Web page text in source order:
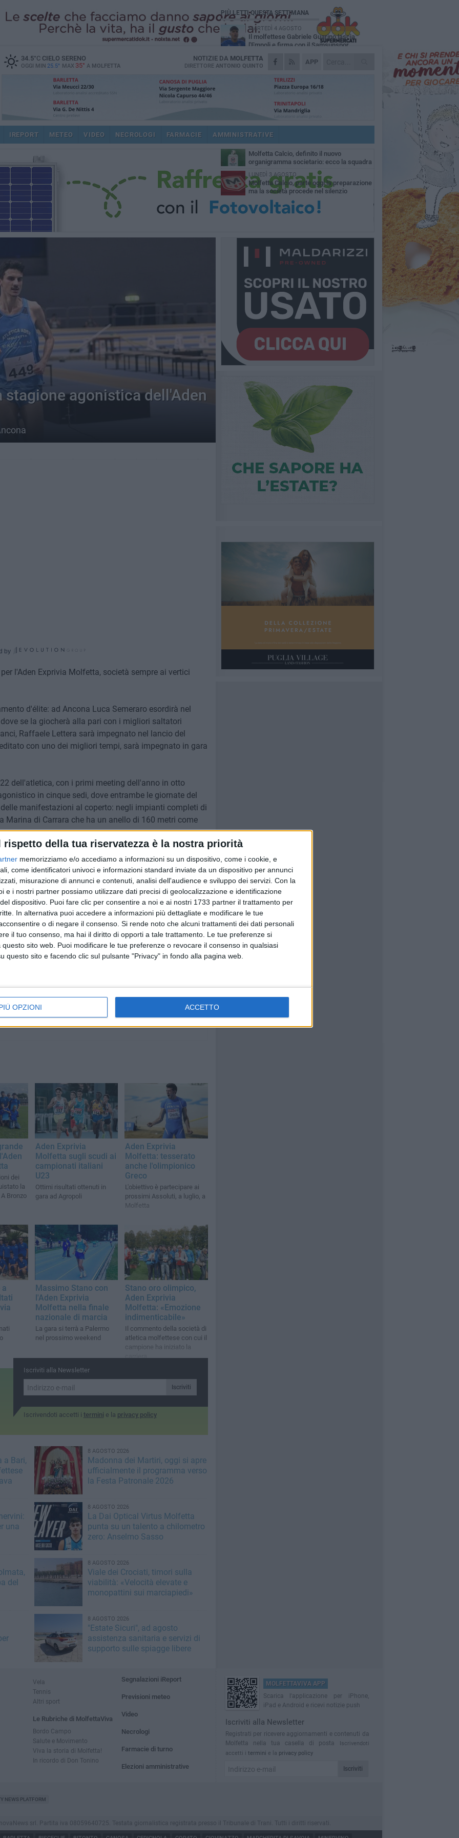
rispetto della tua riservatezza è la nostra priorità
memorizziamo e/o accediamo a informazioni su un dispositivo, come i cookie, e
come identificatori univoci e informazioni standard inviate da un dispositivo per annunci
misurazione di annunci e contenuti, analisi dell'audience e sviluppo dei servizi. Con la
e i nostri partner possiamo utilizzare dati precisi di geolocalizzazione e identificazione
dispositivo. Puoi fare clic per consentire a noi e ai nostri 1733 partner il trattamento per
In alternativa puoi accedere a informazioni più dettagliate e modificare le tue
o di negare il consenso. Si rende noto che alcuni trattamenti dei dati personali
il tuo consenso, ma hai il diritto di opporti a tale trattamento. Le tue preferenze si
sito web. Puoi modificare le tue preferenze o revocare il consenso in qualsiasi
questo sito e facendo clic sul pulsante "Privacy" in fondo alla pagina web.
OPZIONI ACCETTO
34.5°CCIELO SERENO
OGGI MIN 25.5° MAX 35° A MOLFETTA
APP
NOTIZIE DA MOLFETTA
DIRETTORE ANTONIO QUINTO
IREPORT METEO VIDEO NECROLOGI FARMACIE AMMINISTRATIVE
agonistica dell'Aden
by
l'Aden Exprivia Molfetta, società sempre ai vertici
d'élite: ad Ancona Luca Semeraro esordirà nel
se la giocherà alla pari con i migliori saltatori
Raffaele Lettera sarà impegnato nel lancio del
con uno dei migliori tempi, sarà impegnato in gara
dell'atletica, con i primi meeting dell'anno in otto
in cinque sedi, dove entrambe le giornate del
manifestazioni al coperto: negli impianti completi di
Marina di Carrara che ha un anello di 160 metri come
(Varese), domenica a Canegrate (Milano) e
c'è già l'obiettivo di ottenere risultati utili per le
alle rassegne tricolori che avranno il clou con
e
8 AGOSTO 2026
Le forze di maggioranza: «Con la
nomina di Angeletti completata
dei
la
Bronzo
Aden Exprivia
Molfetta sugli scudi ai
campionati italiani
U23
Ottimi risultati ottenuti in
gara ad Agropoli
Aden Exprivia
Molfetta: tesserato
anche l'olimpionico
Greco
L'obiettivo è partecipare ai
prossimi Assoluti, a luglio, a
Molfetta
a
Massimo Stano con
l'Aden Exprivia
Molfetta nella finale
nazionale di marcia
La gara si terrà a Palermo
nel prossimo weekend
Stano oro olimpico,
Aden Exprivia
Molfetta: «Emozione
indimenticabile»
Il commento della società di
atletica molfettese con cui il
campione ha iniziato la
carriera
Iscriviti alla Newsletter
Iscriviti
Iscrivendoti accetti i termini e la privacy policy
a Bari,
8 AGOSTO 2026
Madonna dei Martiri, oggi si apre
ufficialmente il programma verso
la Festa Patronale 2026
una
8 AGOSTO 2026
La Dai Optical Virtus Molfetta
punta su un talento a chilometro
zero: Anselmo Sasso
del
8 AGOSTO 2026
Viale dei Crociati, timori sulla
viabilità: «Velocità elevate e
monopattini sui marciapiedi»
8 AGOSTO 2026
"Estate Sicuri", ad agosto
assistenza sanitaria e servizi di
supporto sulle spiagge libere
PIÙ LETTI QUESTA SETTIMANA
MARTEDÌ 4 AGOSTO
Il molfettese Gabriele Guarino lascia
l'Empoli e firma con il Samsunspor
LUNEDÌ 3 AGOSTO
Palazzetto Giovanni Panunzio: dove lo
VENERDÌ 7 AGOSTO
arrivano i molfettesi Roselli, Cirillo e Caputi
DOMENICA 2 AGOSTO
Tennistavolo, il molfettese Roberto
Minervini riparte da Otranto
MARTEDÌ 4 AGOSTO
Molfetta Calcio, definito il nuovo
organigramma societario: ecco la squadra
dirigenziale
LUNEDÌ 3 AGOSTO
Molfetta Calcio, parte oggi la preparazione
ma la società procede nel silenzio
Vela
Tennis
Altri sport
Le Rubriche di MolfettaViva
Bordo Campo
Salute e Movimento
Viva la storia di Molfetta!
In ricordo di Don Tonino
Segnalazioni iReport
Previsioni meteo
Video
Necrologi
Farmacie di turno
Elezioni amministrative
MOLFETTAVIVA APP
Scarica l'applicazione per iPhone,
iPad e Android e ricevi notizie push
Iscriviti alla Newsletter
Registrati per ricevere aggiornamenti e contenuti da
Molfetta nella tua casella di posta
Iscrivendoti
accetti i termini e la privacy policy
Iscriviti
NEWS PLATFORM
srl. Partita iva 08059640725. Testata giornalistica registrata presso il Tribunale di Trani. Tutti i diritti riservati.